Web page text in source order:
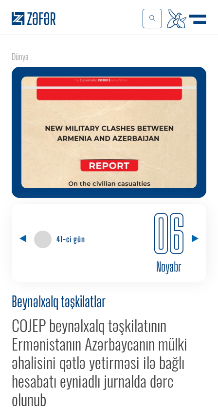
Dünya
41-ci gün 06
Noyabr
Beynəlxalq təşkilatlar
COJEP beynəlxalq təşkilatının
Ermənistanın Azərbaycanın mülki
əhalisini qətlə yetirməsi ilə bağlı
hesabatı eyniadlı jurnalda dərc
olunub